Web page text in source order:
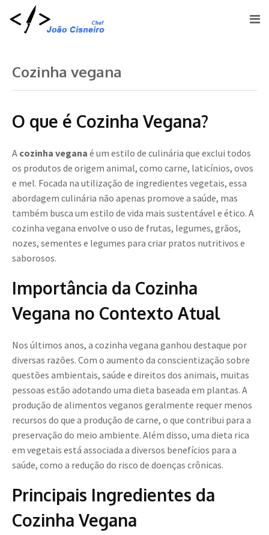
Cozinha vegana
O que é Cozinha Vegana?
A cozinha vegana é um estilo de culinária que exclui todos
os produtos de origem animal, como carne, laticínios, ovos
e mel. Focada na utilização de ingredientes vegetais, essa
abordagem culinária não apenas promove a saúde, mas
também busca um estilo de vida mais sustentável e ético. A
cozinha vegana envolve o uso de frutas, legumes, grãos,
nozes, sementes e legumes para criar pratos nutritivos e
saborosos.
Importância da Cozinha
Vegana no Contexto Atual
Nos últimos anos, a cozinha vegana ganhou destaque por
diversas razões. Com o aumento da conscientização sobre
questões ambientais, saúde e direitos dos animais, muitas
pessoas estão adotando uma dieta baseada em plantas. A
produção de alimentos veganos geralmente requer menos
recursos do que a produção de carne, o que contribui para a
preservação do meio ambiente. Além disso, uma dieta rica
em vegetais está associada a diversos benefícios para a
saúde, como a redução do risco de doenças crônicas.
Principais Ingredientes da
Cozinha Vegana